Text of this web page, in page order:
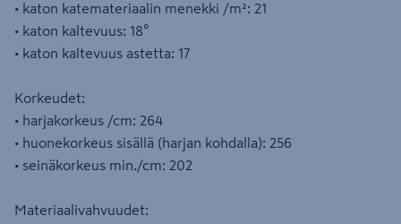
• katon katemateriaalin menekki /m²: 21
• katon kaltevuus: 18°
• katon kaltevuus astetta: 17
Korkeudet:
• harjakorkeus /cm: 264
• huonekorkeus sisällä (harjan kohdalla): 256
• seinäkorkeus min./cm: 202
Materiaalivahvuudet: